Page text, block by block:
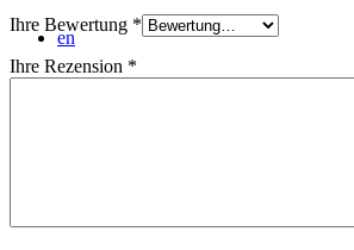
en
Ihre Bewertung *
Ihre Rezension *